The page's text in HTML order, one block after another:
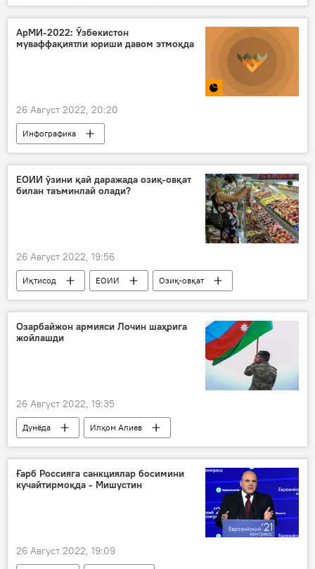
Александр Лукашенко
ядро қуроли
ҳарбий
АрМИ-2022: Ўзбекистон
муваффақиятли юриши давом этмоқда
26 Август 2022, 20:20
Инфографика
"АрМИ-2022" - Ўзбекистон иштироки
Ўзбекистон
ЕОИИ ўзини қай даражада озиқ-овқат
билан таъминлай олади?
26 Август 2022, 19:56
Иқтисод ЕОИИ
Озиқ-овқат
хавфсизлик
Озарбайжон армияси Лочин шаҳрига
жойлашди
26 Август 2022, 19:35
Дунёда
Илҳом Алиев
Озарбайжон
Арманистон
Тоғли Қорабоғ
Ғарб Россияга санкциялар босимини
кучайтирмоқда - Мишустин
26 Август 2022, 19:09